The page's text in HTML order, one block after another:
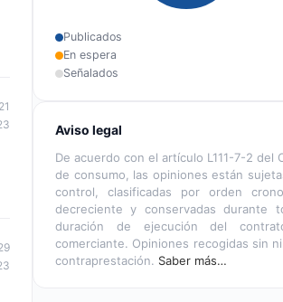
Publicados
En espera
Señalados
Aviso legal
De acuerdo con el artículo L111-7-2 del
de consumo, las opiniones están
control, clasificadas por orden
decreciente y conservadas durante
duración de ejecución del
comerciante. Opiniones recogidas sin
contraprestación. Saber más…